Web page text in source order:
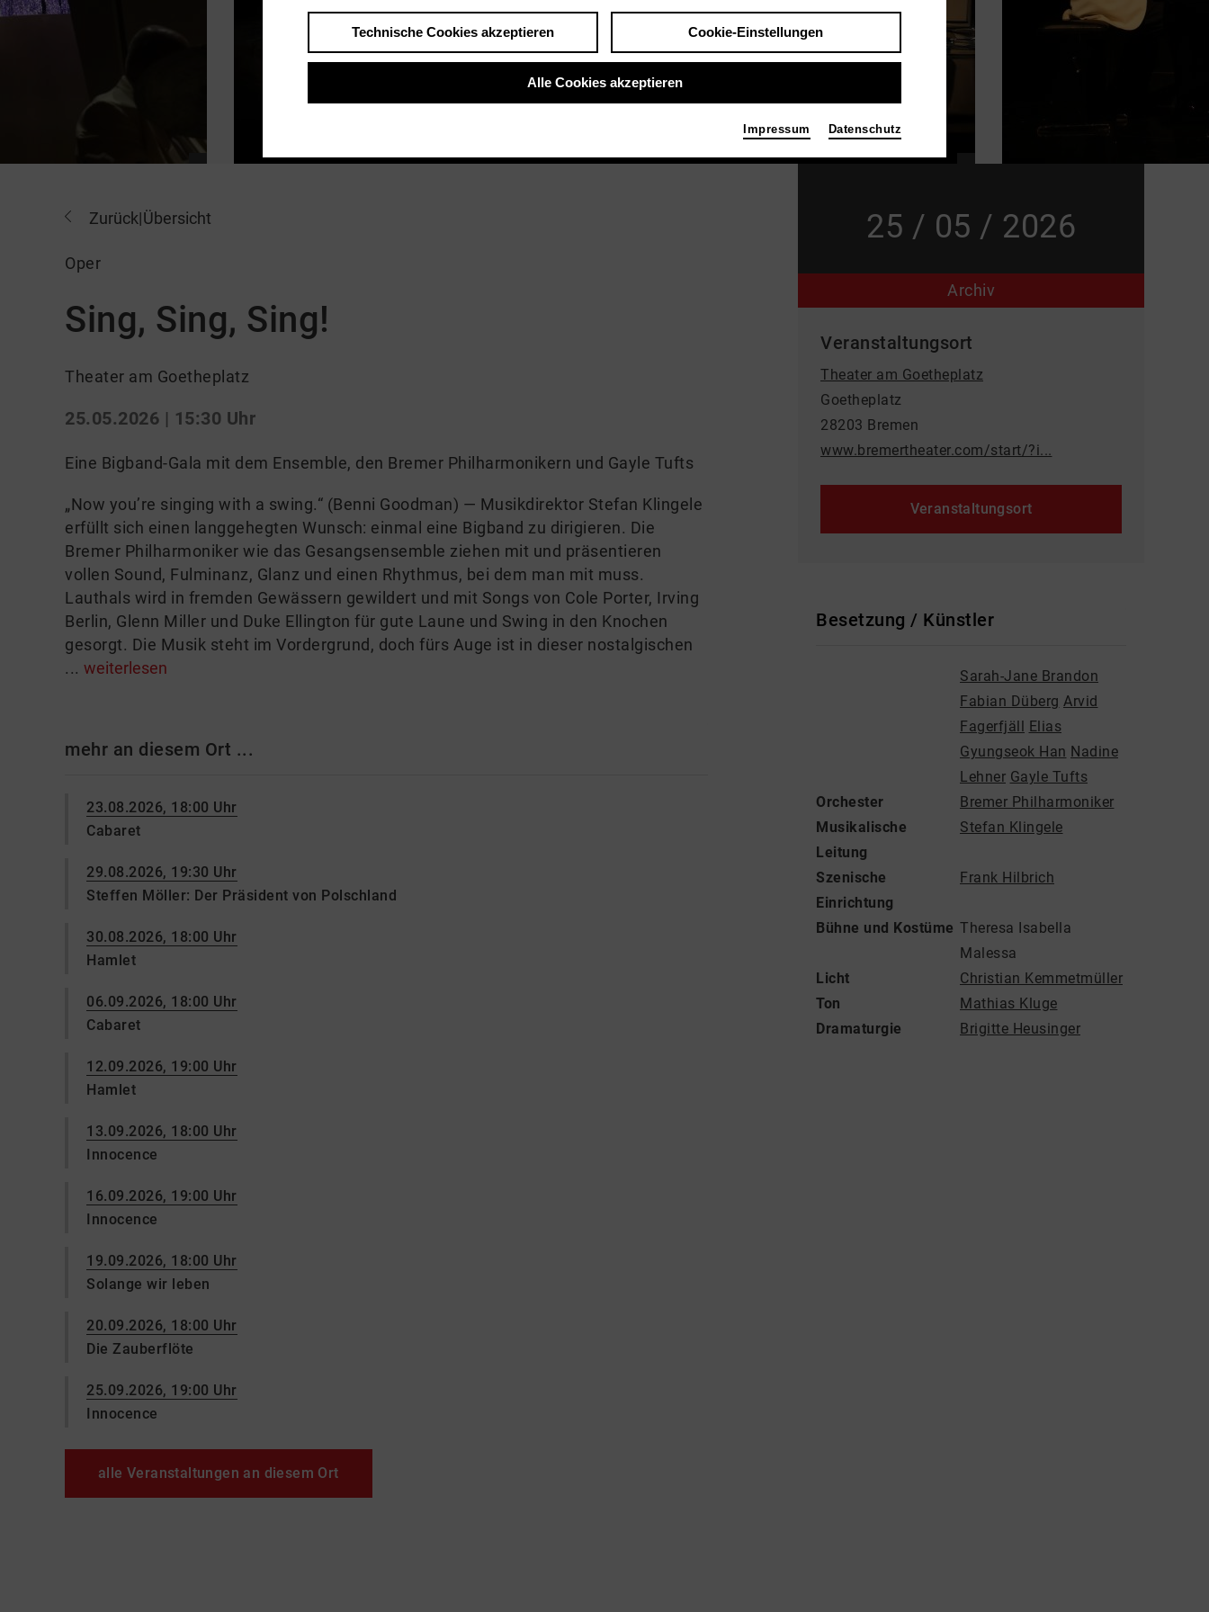
Zurück|Übersicht
Oper
Sing, Sing, Sing!
Theater am Goetheplatz
25.05.2026 | 15:30 Uhr
Eine Bigband-Gala mit dem Ensemble, den Bremer Philharmonikern und Gayle Tufts
„Now you’re singing with a swing.“ (Benni Goodman) — Musikdirektor ­Stefan Klingele
erfüllt sich einen langgehegten Wunsch: einmal eine Bigband zu dirigieren. Die
Bremer Philharmoniker wie das Gesangsensemble ziehen mit und präsentieren
vollen Sound, Fulminanz, Glanz und einen Rhythmus, bei dem man mit muss.
Lauthals wird in fremden Gewässern gewildert und mit Songs von Cole Porter, Irving
Berlin, Glenn Miller und Duke Ellington für gute Laune und Swing in den Knochen
gesorgt. Die Musik steht im Vordergrund, doch fürs Auge ist in dieser nostalgischen
... weiterlesen
mehr an diesem Ort ...
23.08.2026, 18:00 Uhr
Cabaret
29.08.2026, 19:30 Uhr
Steffen Möller: Der Präsident von Polschland
30.08.2026, 18:00 Uhr
Hamlet
06.09.2026, 18:00 Uhr
Cabaret
12.09.2026, 19:00 Uhr
Hamlet
13.09.2026, 18:00 Uhr
Innocence
16.09.2026, 19:00 Uhr
Innocence
19.09.2026, 18:00 Uhr
Solange wir leben
20.09.2026, 18:00 Uhr
Die Zauberflöte
25.09.2026, 19:00 Uhr
Innocence
alle Veranstaltungen an diesem Ort
25 / 05 / 2026
Archiv
Veranstaltungsort
Theater am Goetheplatz
Goetheplatz
28203 Bremen
www.bremertheater.com/start/?i...
Veranstaltungsort
Besetzung / Künstler
Sarah-Jane Brandon
Fabian Düberg Arvid
Fagerfjäll Elias
Gyungseok Han Nadine
Lehner Gayle Tufts
Orchester
Bremer Philharmoniker
Musikalische
Leitung
Stefan Klingele
Szenische
Einrichtung
Frank Hilbrich
Bühne und Kostüme Theresa Isabella
Malessa
Licht
Christian Kemmetmüller
Ton
Mathias Kluge
Dramaturgie
Brigitte Heusinger
Technische Cookies akzeptieren Cookie-Einstellungen
Alle Cookies akzeptieren
Impressum Datenschutz